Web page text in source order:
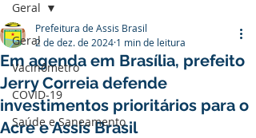
Geral
Vacinômetro
COVID-19
Saúde e Saneamento
Geral
Em agenda em Brasília, prefeito
Jerry Correia defende
investimentos prioritários para o
Acre e Assis Brasil
Prefeitura de Assis Brasil
2 de dez. de 2024 1 min de leitura